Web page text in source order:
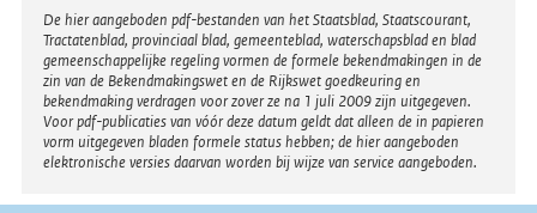
Disclaimer
De hier aangeboden pdf-bestanden van het Staatsblad, Staatscourant,
Tractatenblad, provinciaal blad, gemeenteblad, waterschapsblad en blad
gemeenschappelijke regeling vormen de formele bekendmakingen in de
zin van de Bekendmakingswet en de Rijkswet goedkeuring en
bekendmaking verdragen voor zover ze na 1 juli 2009 zijn uitgegeven.
Voor pdf-publicaties van vóór deze datum geldt dat alleen de in papieren
vorm uitgegeven bladen formele status hebben; de hier aangeboden
elektronische versies daarvan worden bij wijze van service aangeboden.